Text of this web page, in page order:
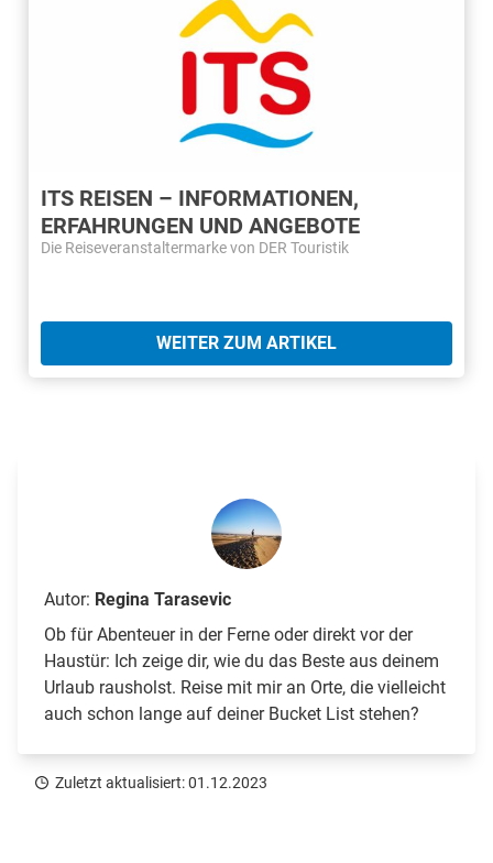
ITS REISEN – INFORMATIONEN,
ERFAHRUNGEN UND ANGEBOTE
Die Reiseveranstaltermarke von DER Touristik
WEITER ZUM ARTIKEL
Autor: Regina Tarasevic
Ob für Abenteuer in der Ferne oder direkt vor der
Haustür: Ich zeige dir, wie du das Beste aus deinem
Urlaub rausholst. Reise mit mir an Orte, die vielleicht
auch schon lange auf deiner Bucket List stehen?
Zuletzt aktualisiert: 01.12.2023